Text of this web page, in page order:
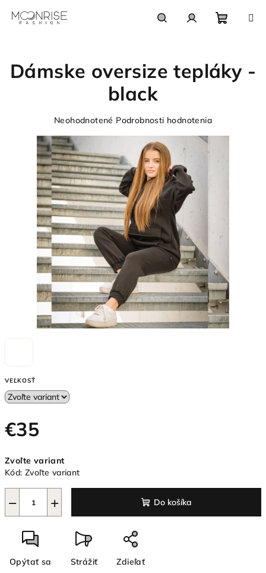
košík
VEĽKOSŤ
€35
cena:
Zvoľte variant
Kód: Zvoľte variant
+
− Do košíka
Opýtať sa Strážiť Zdieľať
Dámske oversize tepláky -
black
Priemerné
produktu
je
0,0
z
5
hviezdičiek.
Neohodnotené Podrobnosti hodnotenia